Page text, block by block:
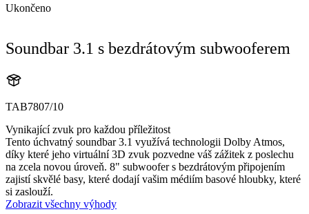
Ukončeno
Soundbar 3.1 s bezdrátovým subwooferem
TAB7807/10
Vynikající zvuk pro každou příležitost
Tento úchvatný soundbar 3.1 využívá technologii Dolby Atmos,
díky které jeho virtuální 3D zvuk pozvedne váš zážitek z poslechu
na zcela novou úroveň. 8" subwoofer s bezdrátovým připojením
zajistí skvělé basy, které dodají vašim médiím basové hloubky, které
si zaslouží.
Zobrazit všechny výhody